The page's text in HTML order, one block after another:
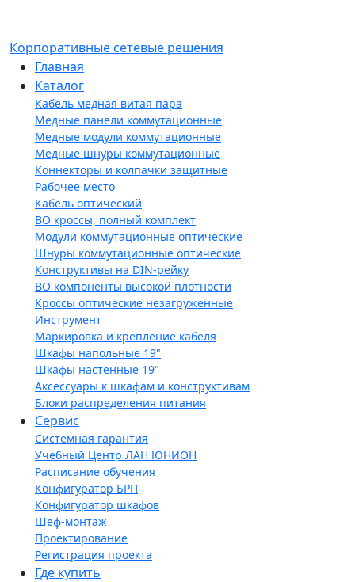
Корпоративные сетевые решения
Главная
Каталог
Кабель медная витая пара
Медные панели коммутационные
Медные модули коммутационные
Медные шнуры коммутационные
Коннекторы и колпачки защитные
Рабочее место
Кабель оптический
ВО кроссы, полный комплект
Модули коммутационные оптические
Шнуры коммутационные оптические
Конструктивы на DIN-рейку
ВО компоненты высокой плотности
Кроссы оптические незагруженные
Инструмент
Маркировка и крепление кабеля
Шкафы напольные 19"
Шкафы настенные 19"
Аксессуары к шкафам и конструктивам
Блоки распределения питания
Сервис
Системная гарантия
Учебный Центр ЛАН ЮНИОН
Расписание обучения
Конфигуратор БРП
Конфигуратор шкафов
Шеф-монтаж
Проектирование
Регистрация проекта
Где купить